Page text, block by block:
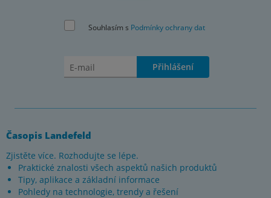
Souhlasím s Podmínky ochrany dat
Přihlášení
Časopis Landefeld
Zjistěte více. Rozhodujte se lépe.
Praktické znalosti všech aspektů našich produktů
Tipy, aplikace a základní informace
Pohledy na technologie, trendy a řešení